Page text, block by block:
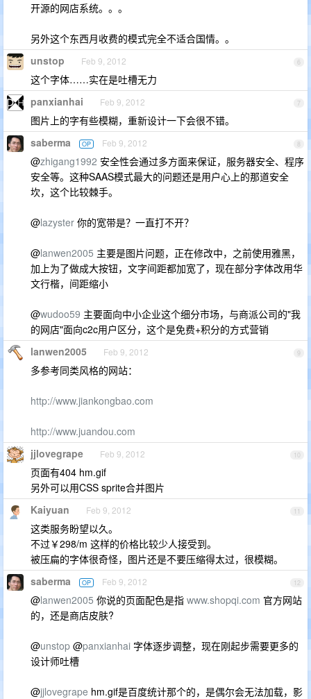
开源的网店系统。。。
另外这个东西月收费的模式完全不适合国情。。
6
unstop Feb 9, 2012
这个字体……实在是吐槽无力
7
panxianhai Feb 9, 2012
图片上的字有些模糊，重新设计一下会很不错。
8
saberma OP Feb 9, 2012
@zhigang1992 安全性会通过多方面来保证，服务器安全、程序
安全等。这种SAAS模式最大的问题还是用户心上的那道安全
坎，这个比较棘手。
@lazyster 你的宽带是？一直打不开？
@lanwen2005 主要是图片问题，正在修改中，之前使用雅黑，
加上为了做成大按钮，文字间距都加宽了，现在部分字体改用华
文行楷，间距缩小
@wudoo59 主要面向中小企业这个细分市场，与商派公司的"我
的网店"面向c2c用户区分，这个是免费+积分的方式营销
9
lanwen2005 Feb 9, 2012
多参考同类风格的网站：
http://www.jiankongbao.com
http://www.juandou.com
10
jjlovegrape Feb 9, 2012
页面有404 hm.gif
另外可以用CSS sprite合并图片
11
Kaiyuan Feb 9, 2012
这类服务盼望以久。
不过￥298/m 这样的价格比较少人接受到。
被压扁的字体很奇怪，图片还是不要压缩得太过，很模糊。
12
saberma OP Feb 9, 2012
@lanwen2005 你说的页面配色是指 www.shopqi.com 官方网站
的，还是商店皮肤?
@unstop @panxianhai 字体逐步调整，现在刚起步需要更多的
设计师吐槽
@jjlovegrape hm.gif是百度统计那个的，是偶尔会无法加载，影